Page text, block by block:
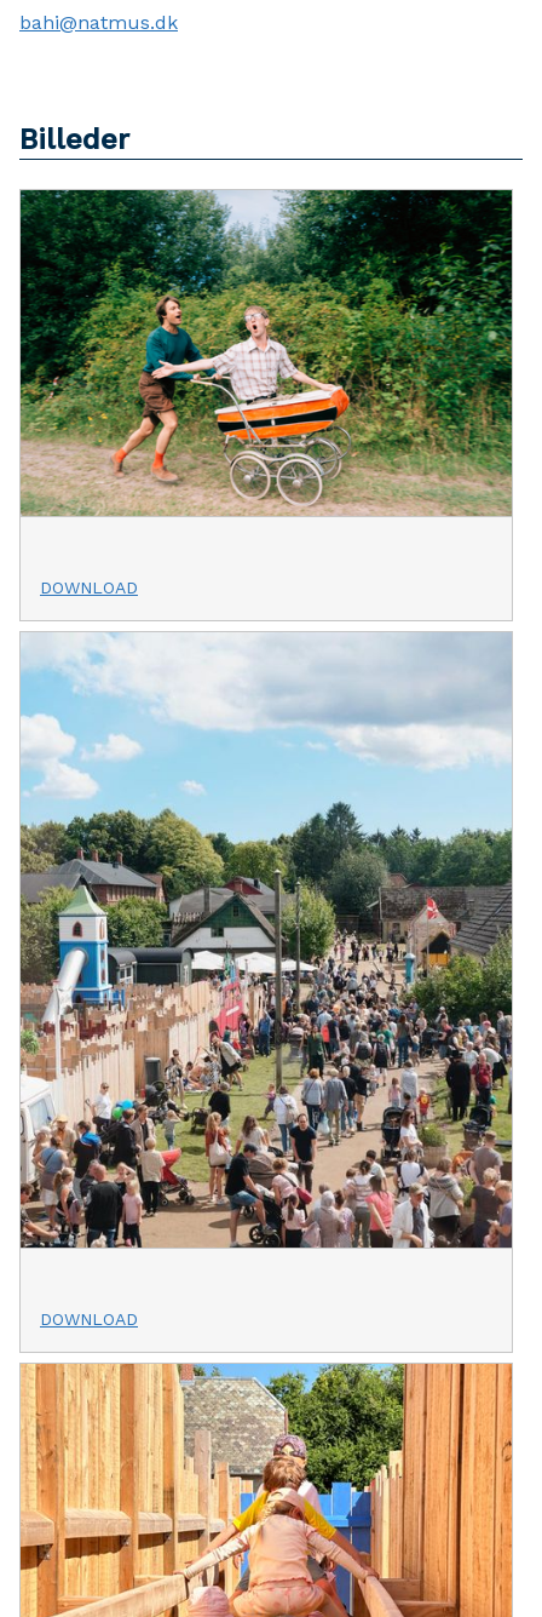
bahi@natmus.dk
Billeder
DOWNLOAD
DOWNLOAD